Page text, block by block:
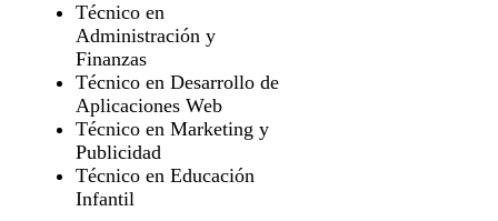
Técnico en
Administración y
Finanzas
Técnico en Desarrollo de
Aplicaciones Web
Técnico en Marketing y
Publicidad
Técnico en Educación
Infantil